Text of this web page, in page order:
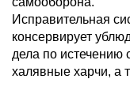
Исправительная
консервирует
дела по истечению
халявные харчи, а